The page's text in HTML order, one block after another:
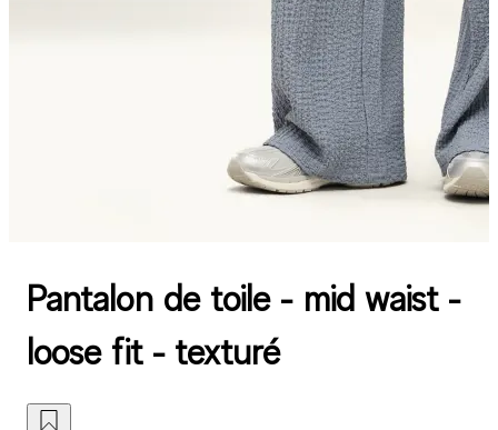
Pantalon de toile - mid waist -
loose fit - texturé